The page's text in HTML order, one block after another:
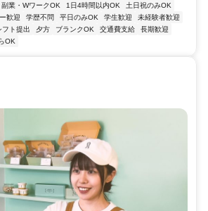
副業・WワークOK 1日4時間以内OK
土日祝のみOK
歓迎 学歴不問 平日のみOK 学生歓迎
未経験者歓迎
フト提出 夕方 ブランクOK 交通費支給
長期歓迎
OK